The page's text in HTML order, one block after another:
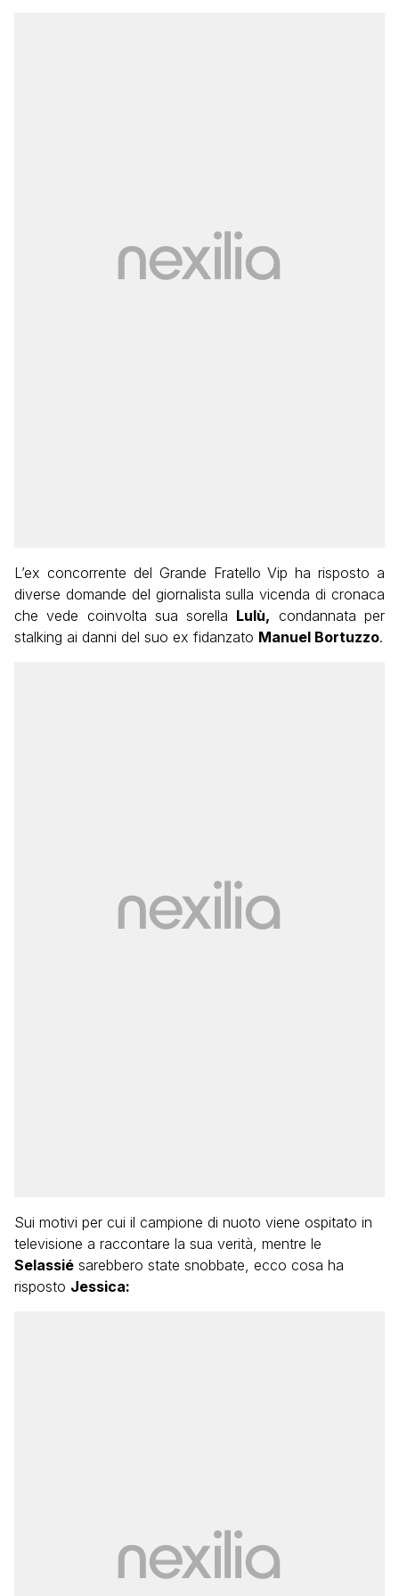
L’ex concorrente del Grande Fratello Vip ha risposto a
diverse domande del giornalista sulla vicenda di cronaca
che vede coinvolta sua sorella Lulù, condannata per
stalking ai danni del suo ex fidanzato Manuel Bortuzzo.
Sui motivi per cui il campione di nuoto viene ospitato in
televisione a raccontare la sua verità, mentre le
Selassié sarebbero state snobbate, ecco cosa ha
risposto Jessica: